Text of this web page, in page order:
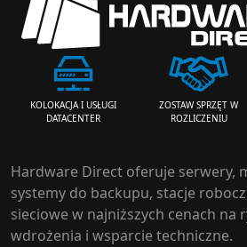
KOLOKACJA I USŁUGI
DATACENTER
ZOSTAW SPRZĘT W
ROZLICZENIU
Hardware Direct oferuje serwery,
systemy do backupu, stacje
sieciowe w najniższych cenach na
wdrożenia i wsparcie techniczne.